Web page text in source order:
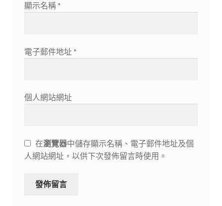
顯示名稱 *
電子郵件地址 *
個人網站網址
在瀏覽器中儲存顯示名稱、電子郵件地址及個
人網站網址，以供下次發佈留言時使用。